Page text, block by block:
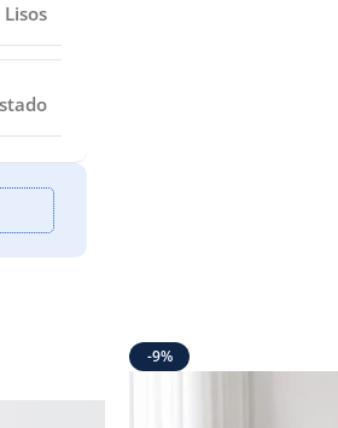
-9%